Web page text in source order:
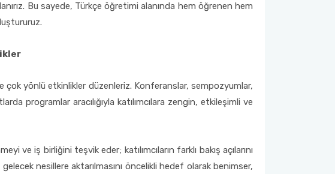
Bu sayede, Türkçe öğretimi alanında hem öğrenen hem
çok yönlü etkinlikler düzenleriz. Konferanslar, sempozyumlar,
programlar aracılığıyla katılımcılara zengin, etkileşimli ve
ve iş birliğini teşvik eder; katılımcıların farklı bakış açılarını
nesillere aktarılmasını öncelikli hedef olarak benimser,